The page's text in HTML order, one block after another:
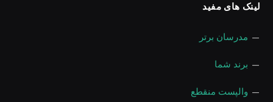
لینک های مفید
— مدرسان برتر
— برند شما
— والپست منقطع